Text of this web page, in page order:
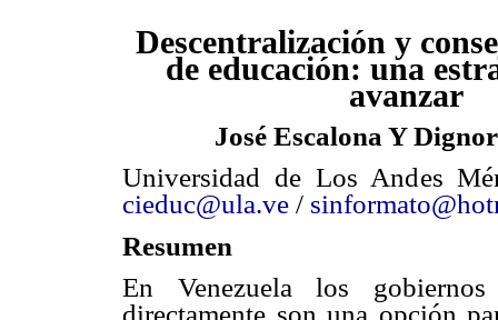
Descentralización y
de educación: una
avanzar
José Escalona Y
Universidad de Los Andes
cieduc@ula.ve /
Resumen
En Venezuela los
directamente son una opción